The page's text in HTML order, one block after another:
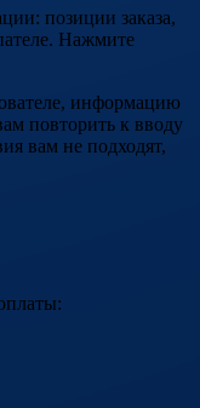
позиции заказа,
Нажмите
информацию
повторить к вводу
вам не подходят,